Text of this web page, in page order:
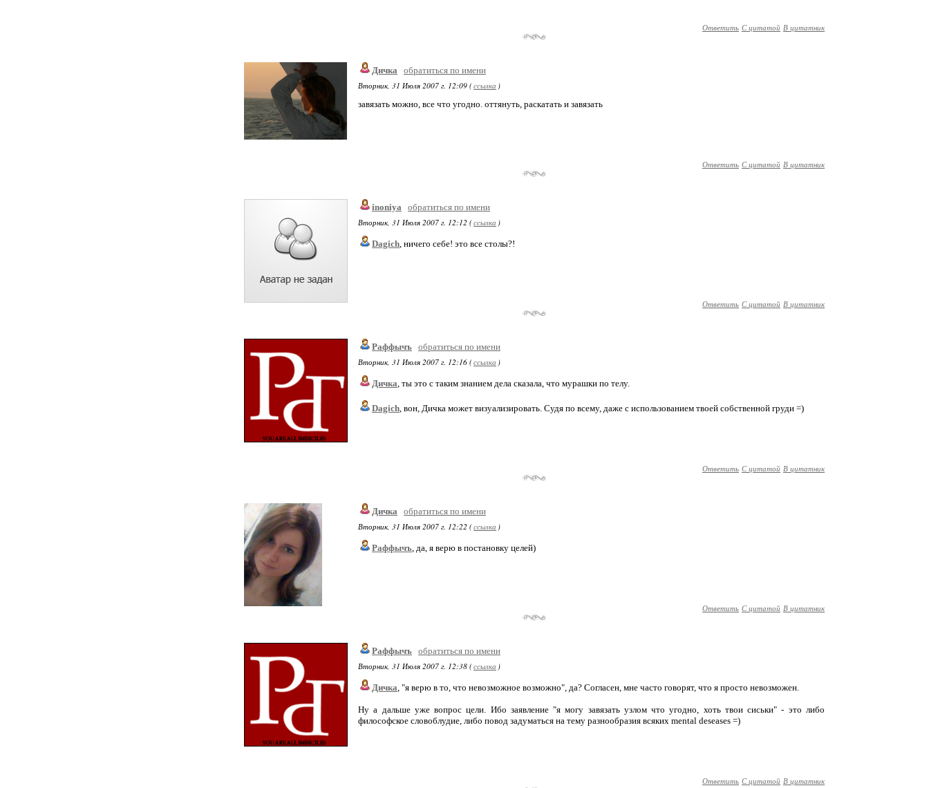
Ответить С цитатой В цитатник
Дичка
обратиться по имени
Вторник, 31 Июля 2007 г. 12:09 (ссылка )
завязать можно, все что угодно. оттянуть, раскатать и завязать
Ответить С цитатой В цитатник
inoniya
обратиться по имени
Вторник, 31 Июля 2007 г. 12:12 (ссылка )
Dagich, ничего себе! это все столы?!
Ответить С цитатой В цитатник
Раффычъ обратиться по имени
Вторник, 31 Июля 2007 г. 12:16 (ссылка )
Дичка, ты это с таким знанием дела сказала, что мурашки по телу.
Dagich, вон, Дичка может визуализировать. Судя по всему, даже с использованием твоей собственной груди =)
Ответить С цитатой В цитатник
Дичка
обратиться по имени
Вторник, 31 Июля 2007 г. 12:22 (ссылка )
Раффычъ, да, я верю в постановку целей)
Ответить С цитатой В цитатник
Раффычъ обратиться по имени
Вторник, 31 Июля 2007 г. 12:38 (ссылка )
Дичка, "я верю в то, что невозможное возможно", да? Согласен, мне часто говорят, что я просто невозможен.
Ну а дальше уже вопрос цели. Ибо заявление "я могу завязать узлом что угодно, хоть твои сиськи" - это либо
философское словоблудие, либо повод задуматься на тему разнообразия всяких mental deseases =)
Ответить С цитатой В цитатник